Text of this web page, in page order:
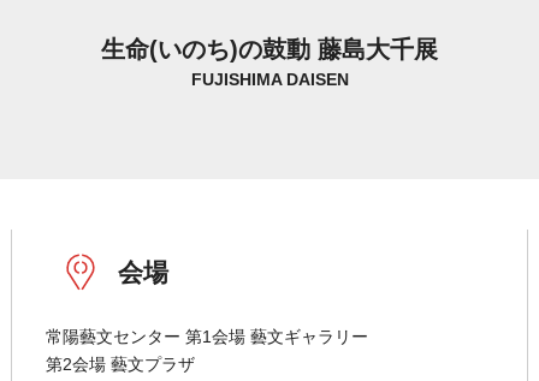
生命(いのち)の鼓動 藤島大千展
FUJISHIMA DAISEN
会場
常陽藝文センター 第1会場 藝文ギャラリー
第2会場 藝文プラザ